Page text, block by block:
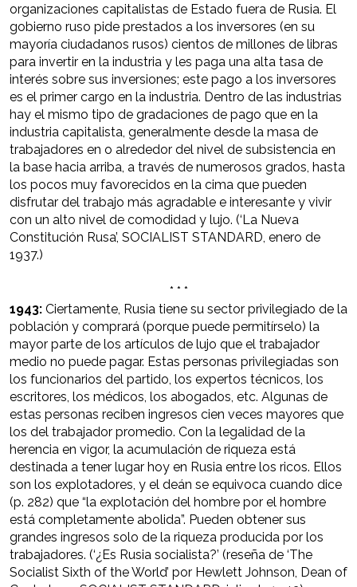
organizaciones capitalistas de Estado fuera de Rusia. El
gobierno ruso pide prestados a los inversores (en su
mayoría ciudadanos rusos) cientos de millones de libras
para invertir en la industria y les paga una alta tasa de
interés sobre sus inversiones; este pago a los inversores
es el primer cargo en la industria. Dentro de las industrias
hay el mismo tipo de gradaciones de pago que en la
industria capitalista, generalmente desde la masa de
trabajadores en o alrededor del nivel de subsistencia en
la base hacia arriba, a través de numerosos grados, hasta
los pocos muy favorecidos en la cima que pueden
disfrutar del trabajo más agradable e interesante y vivir
con un alto nivel de comodidad y lujo. (‘La Nueva
Constitución Rusa’, SOCIALIST STANDARD, enero de
1937.)
* * *
1943: Ciertamente, Rusia tiene su sector privilegiado de la
población y comprará (porque puede permitírselo) la
mayor parte de los artículos de lujo que el trabajador
medio no puede pagar. Estas personas privilegiadas son
los funcionarios del partido, los expertos técnicos, los
escritores, los médicos, los abogados, etc. Algunas de
estas personas reciben ingresos cien veces mayores que
los del trabajador promedio. Con la legalidad de la
herencia en vigor, la acumulación de riqueza está
destinada a tener lugar hoy en Rusia entre los ricos. Ellos
son los explotadores, y el deán se equivoca cuando dice
(p. 282) que “la explotación del hombre por el hombre
está completamente abolida”. Pueden obtener sus
grandes ingresos solo de la riqueza producida por los
trabajadores. (‘¿Es Rusia socialista?’ (reseña de ‘The
Socialist Sixth of the World’ por Hewlett Johnson, Dean of